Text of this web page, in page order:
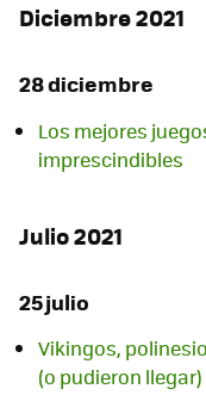
Diciembre 2021
28 diciembre
Los mejores
imprescindibles
Julio 2021
25 julio
Vikingos,
(o pudieron